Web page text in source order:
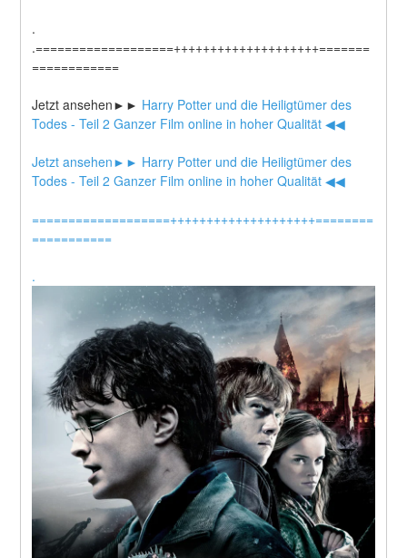
.
.===================++++++++++++++++++++=======
============
Jetzt ansehen►► Harry Potter und die Heiligtümer des
Todes - Teil 2 Ganzer Film online in hoher Qualität ◀◀
Jetzt ansehen►► Harry Potter und die Heiligtümer des
Todes - Teil 2 Ganzer Film online in hoher Qualität ◀◀
===================++++++++++++++++++++========
===========
.